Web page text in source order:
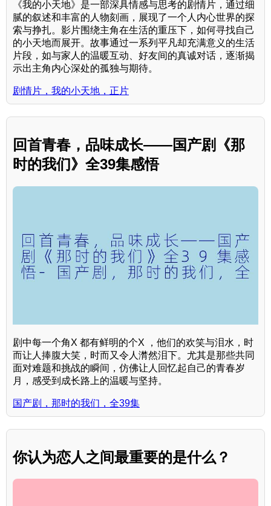
《我的小天地》是一部深具情感与思考的剧情片，通过细
腻的叙述和丰富的人物刻画，展现了一个人内心世界的探
索与挣扎。影片围绕主角在生活的重压下，如何寻找自己
的小天地而展开。故事通过一系列平凡却充满意义的生活
片段，如与家人的温暖互动、好友间的真诚对话，逐渐揭
示出主角内心深处的孤独与期待。
剧情片，我的小天地，正片
回首青春，品味成长——国产剧《那
时的我们》全39集感悟
剧中每一个角X 都有鲜明的个X ，他们的欢笑与泪水，时
而让人捧腹大笑，时而又令人潸然泪下。尤其是那些共同
面对难题和挑战的瞬间，仿佛让人回忆起自己的青春岁
月，感受到成长路上的温暖与坚持。
国产剧，那时的我们，全39集
你认为恋人之间最重要的是什么？